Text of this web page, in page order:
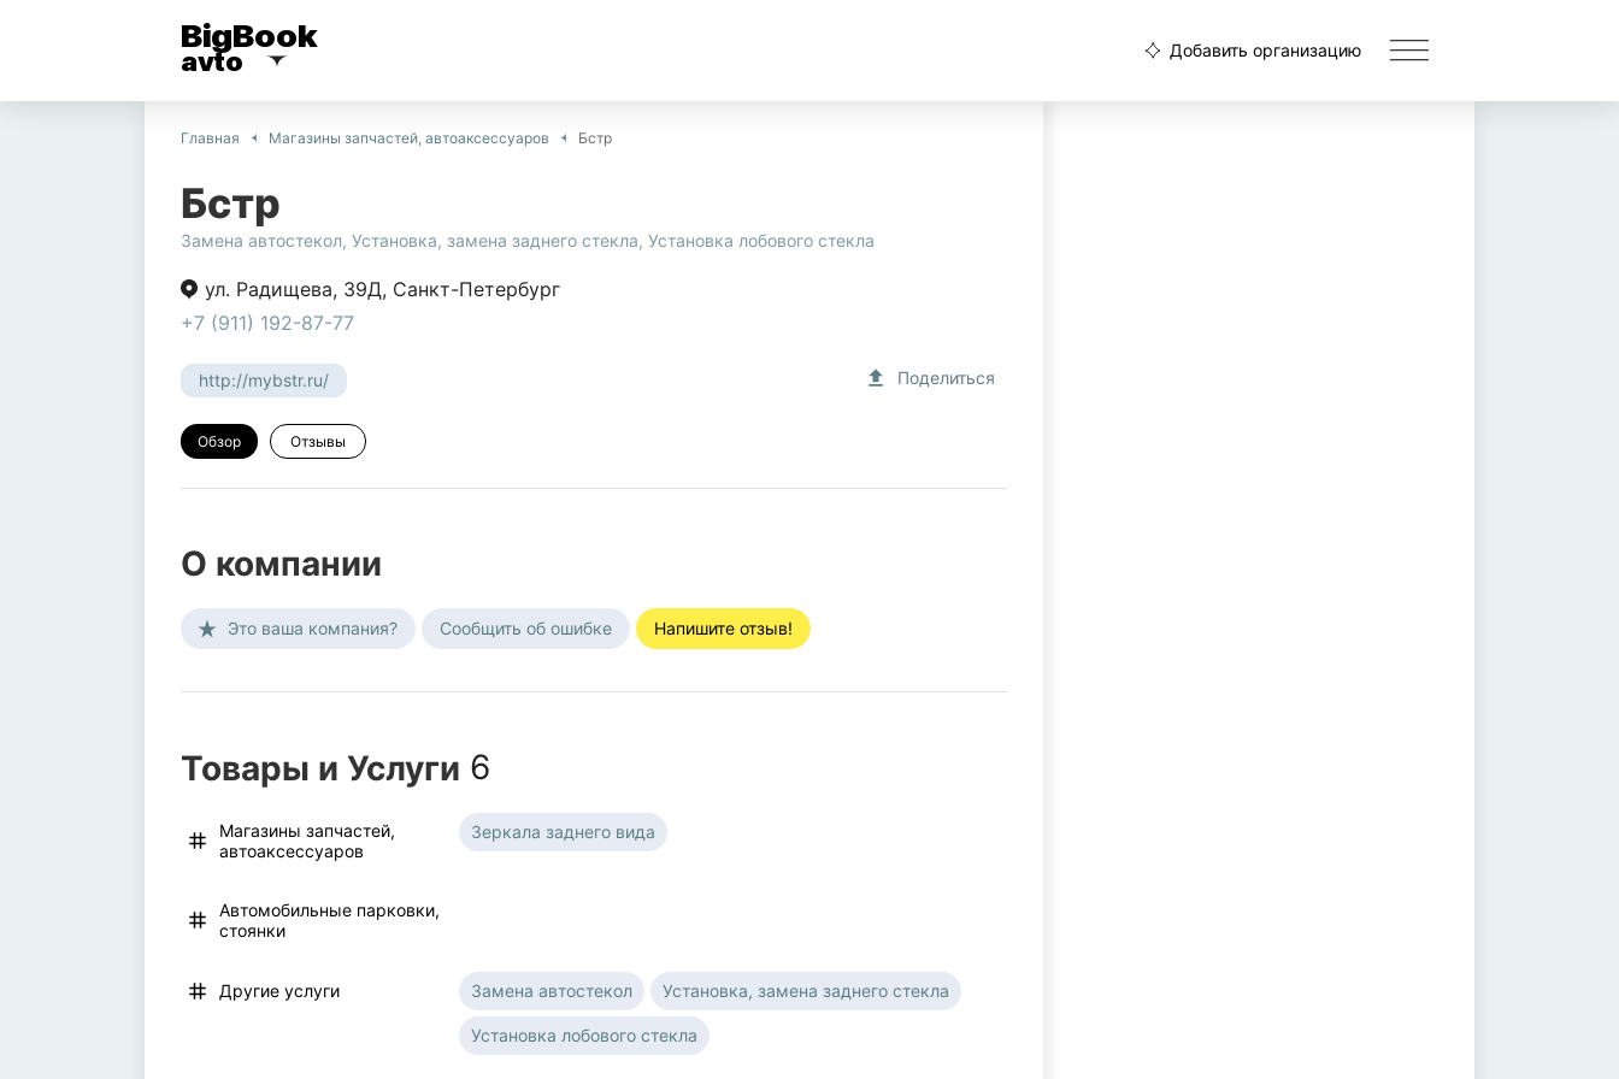
BigBook
avto Добавить организацию
Главная Магазины запчастей, автоаксессуаров Бстр
Бстр
Замена автостекол, Установка, замена заднего стекла, Установка лобового стекла
ул. Радищева, 39Д, Санкт-Петербург
+7 (911) 192-87-77
http://mybstr.ru/ Поделиться
Обзор Отзывы
О компании
Это ваша компания? Сообщить об ошибке Напишите отзыв!
Товары и Услуги 6
Магазины запчастей,
автоаксессуаров
Зеркала заднего вида
Автомобильные парковки,
стоянки
Другие услуги Замена автостекол Установка, замена заднего стекла
Установка лобового стекла